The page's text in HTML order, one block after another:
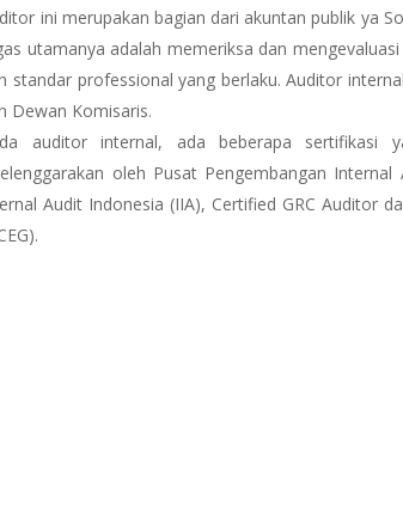
ini merupakan bagian dari akuntan publik ya
utamanya adalah memeriksa dan
standar professional yang berlaku. Auditor
Dewan Komisaris.
auditor internal, ada beberapa sertifikasi
oleh Pusat Pengembangan
Audit Indonesia (IIA), Certified GRC Auditor